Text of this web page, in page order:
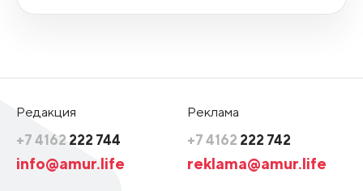
Редакция
+7 4162 222 744
info@amur.life
Реклама
+7 4162 222 742
reklama@amur.life